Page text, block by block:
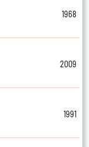
1968
2009
1991